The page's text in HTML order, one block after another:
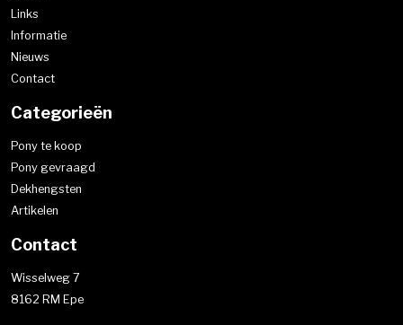
Links
Informatie
Nieuws
Contact
Categorieën
Pony te koop
Pony gevraagd
Dekhengsten
Artikelen
Contact
Wisselweg 7
8162 RM Epe